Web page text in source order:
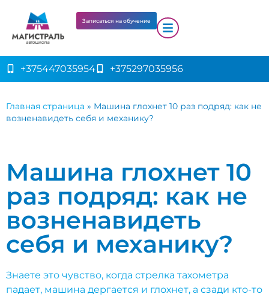
Записаться на обучение
+375447035954 +375297035956
Главная страница » Машина глохнет 10 раз подряд: как не
возненавидеть себя и механику?
Машина глохнет 10
раз подряд: как не
возненавидеть
себя и механику?
Знаете это чувство, когда стрелка тахометра
падает, машина дергается и глохнет, а сзади кто-то